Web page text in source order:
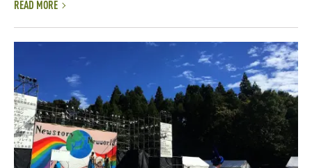
READ MORE